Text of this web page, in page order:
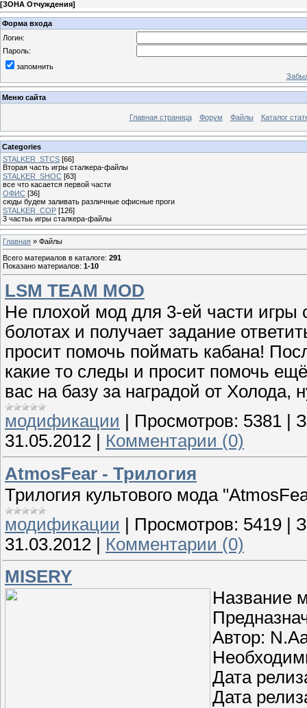
[ЗОНА Отчуждения]
Форма входа
Логин:
Пароль:
запомнить
Меню сайта
Главная страница Форум Файлы Каталог
Categories
STALKER_STCS [66]
Вторая часть игры сталкера-файлы
STALKER_SHOC [63]
все что касается первой части
ОФИС [36]
сюды будем заливать различные офисные проги
STALKER_COP [126]
3 частьь игры сталкера-файлы
Главная » Файлы
Всего материалов в каталоге: 291
Показано материалов: 1-10
LSM TEAM MOD
Не плохой мод для 3-ей части игры
болотах и получает задание
просит помочь поймать кабана!
какие то следы и просит помочь
вас на базу за наградой от
модификации
Просмотров: 5381
31.05.2012
Комментарии (0)
AtmosFear - Трилогия
Трилогия культового мода
модификации | Просмотров: 5419 |
31.03.2012 | Комментарии (0)
MISERY
Название
Автор:
Дата
Дата